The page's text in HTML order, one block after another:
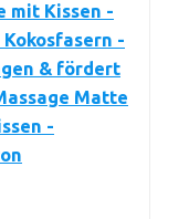
mit Kissen -
-
& fördert
Matte
-